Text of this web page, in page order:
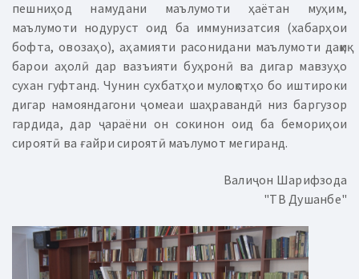
пешниҳод намудани маълумоти ҳаётан муҳим,
маълумоти нодуруст оид ба иммунизатсия (хабарҳои
бофта, овозаҳо), аҳамияти расонидани маълумоти дақиқ
барои аҳолӣ дар вазъияти буҳронӣ ва дигар мавзуҳо
сухан гуфтанд. Чунин сухбатҳои мулоқотҳо бо иштироки
дигар намояндагони ҷомеаи шаҳравандӣ низ баргузор
гардида, дар ҷараёни он сокинон оид ба бемориҳои
сироятӣ ва ғайри сироятӣ маълумот мегиранд.
Валиҷон Шарифзода
"ТВ Душанбе"